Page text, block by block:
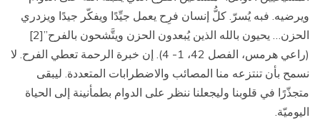
ويرضيه. فبه يُسرّ. كلُّ إنسان فرِح يعمل جيِّدًا ويفكّر جيدًا ويزدري
الحزن… يحيون بالله الذين يُبعدون الحزن ويتَّشحون بالفرح”[2]
(راعي هرمس، الفصل 42، 1- 4). إن خبرة الرحمة تعطي الفرح. لا
نسمح بأن تنتزعه منا المصائب والاضطرابات المتعددة. ليبقى
متجذّرًا في قلوبنا وليجعلنا ننظر على الدوام بطمأنينة إلى الحياة
اليوميّة.